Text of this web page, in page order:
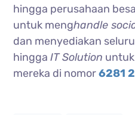
hingga perusahaan
untuk menghandle
dan menyediakan
hinggaIT Solution
mereka di nomor 6281